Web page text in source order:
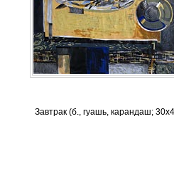
Завтрак (б., гуашь, карандаш;